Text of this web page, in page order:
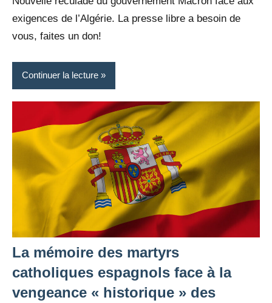
exigences de l’Algérie. La presse libre a besoin de
vous, faites un don!
Continuer la lecture
La mémoire des martyrs
catholiques espagnols face à la
vengeance « historique » des